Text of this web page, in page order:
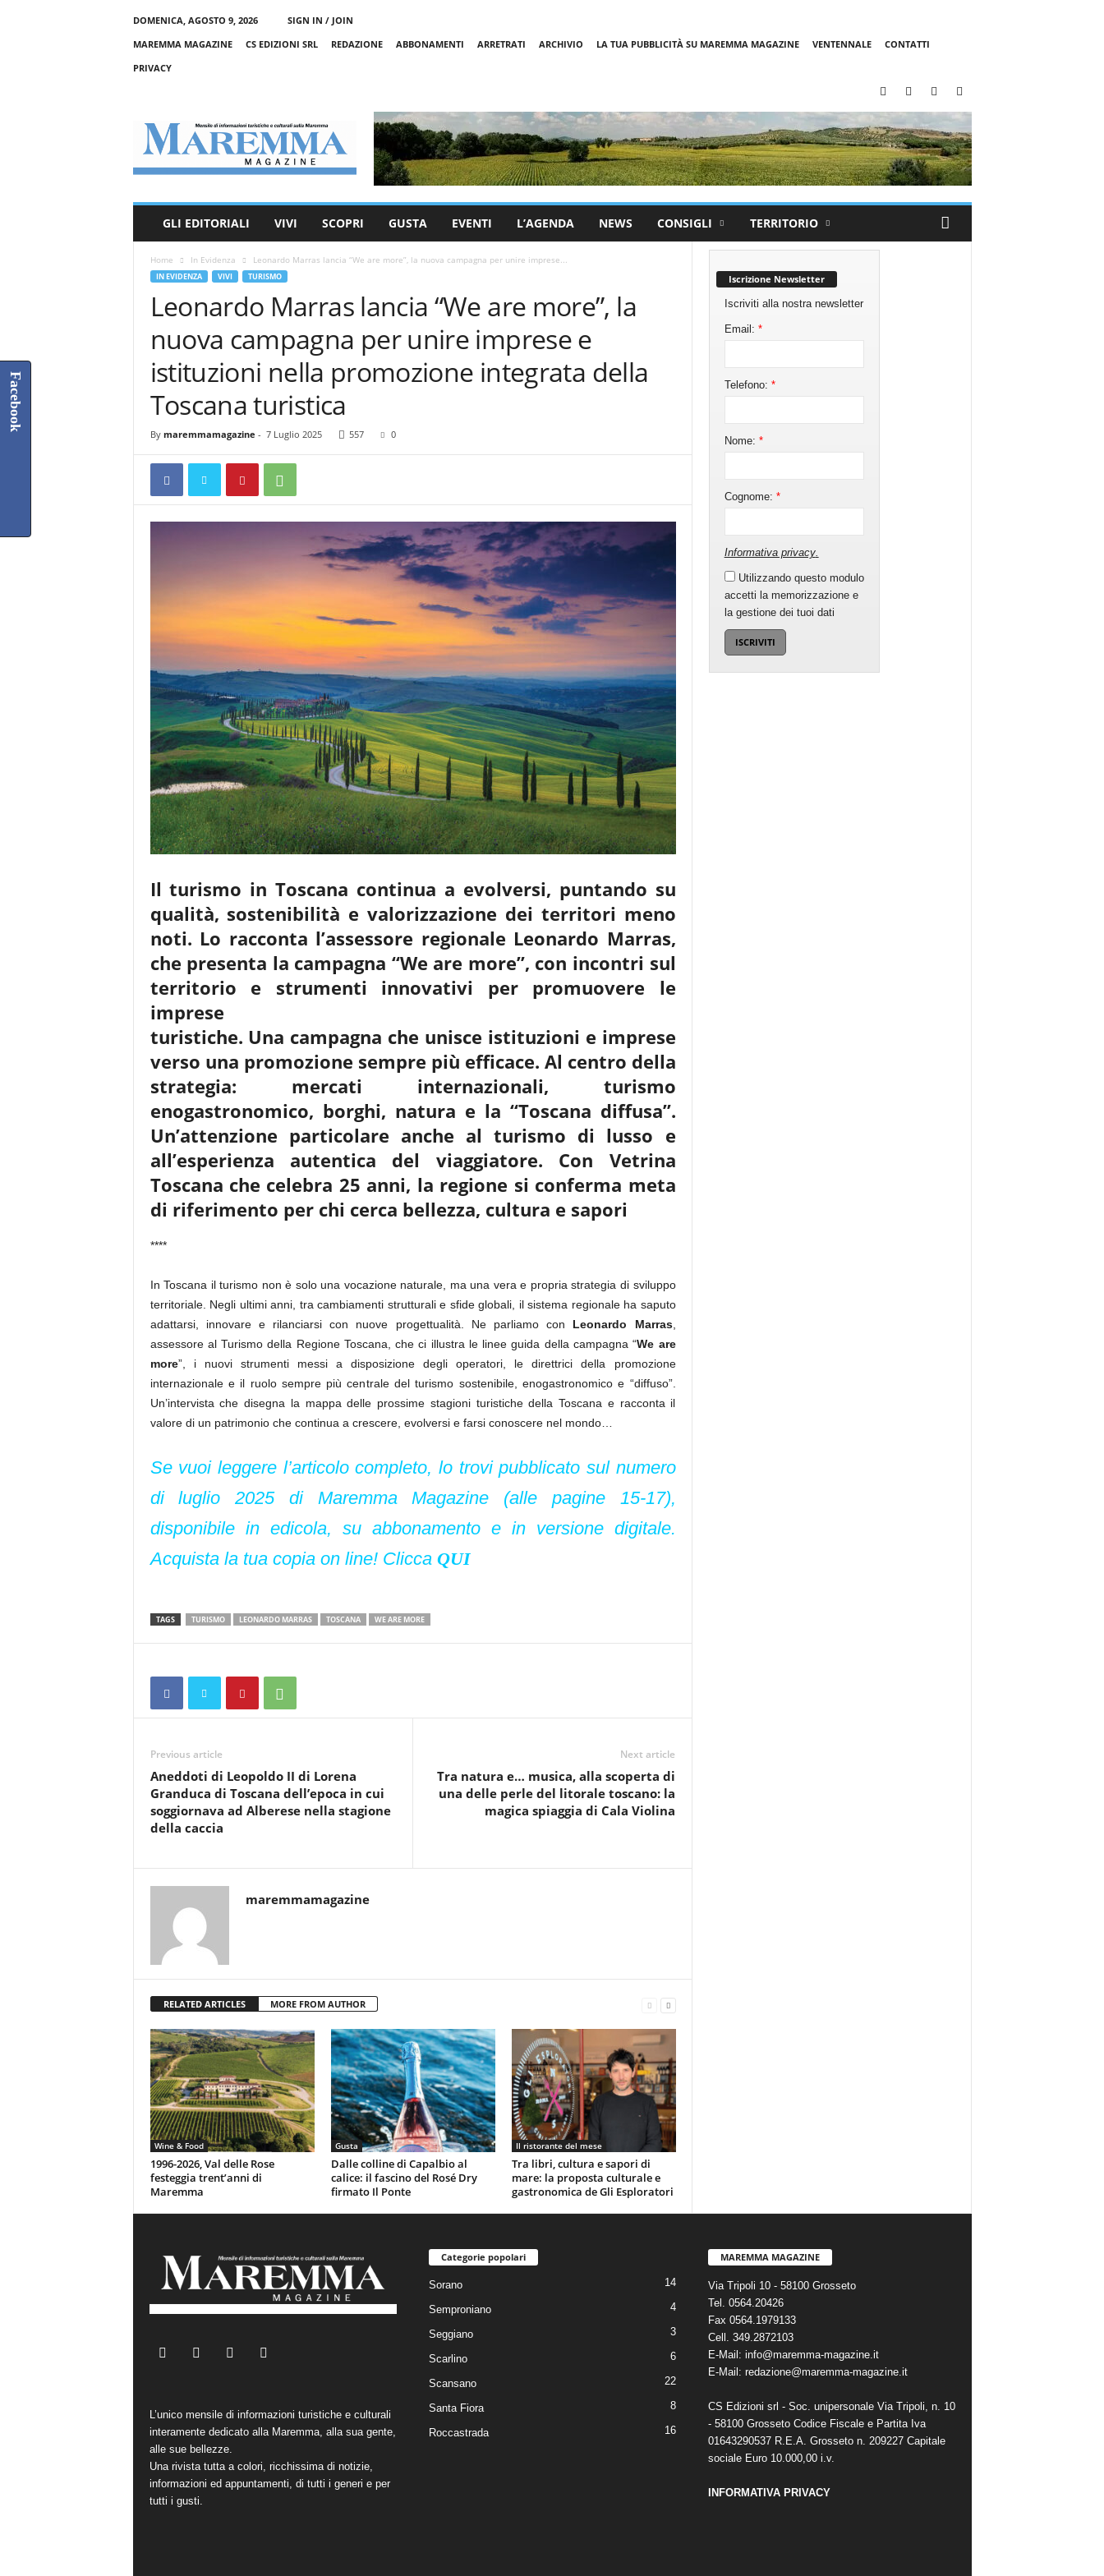
DOMENICA, AGOSTO 9, 2026
SIGN IN / JOIN
MAREMMA MAGAZINE
CS EDIZIONI SRL REDAZIONE ABBONAMENTI ARRETRATI ARCHIVIO LA TUA PUBBLICITÀ SU MAREMMA MAGAZINE VENTENNALE
CONTATTI
PRIVACY
m
GLI EDITORIALI VIVI SCOPRI GUSTA EVENTI L’AGENDA NEWS CONSIGLI TERRITORIO
Home In Evidenza Leonardo Marras lancia “We are more”, la nuova campagna per unire imprese...
IN EVIDENZA VIVI TURISMO
Leonardo Marras lancia “We are more”, la
nuova campagna per unire imprese e
istituzioni nella promozione integrata della
Toscana turistica
By maremmamagazine - 7 Luglio 2025 557 0
Il turismo in Toscana continua a evolversi, puntando su
qualità, sostenibilità e valorizzazione dei territori meno
noti. Lo racconta l’assessore regionale Leonardo Marras,
che presenta la campagna “We are more”, con incontri sul
territorio e strumenti innovativi per promuovere le
imprese
turistiche. Una campagna che unisce istituzioni e imprese
verso una promozione sempre più efficace. Al centro della
strategia: mercati internazionali, turismo
enogastronomico, borghi, natura e la “Toscana diffusa”.
Un’attenzione particolare anche al turismo di lusso e
all’esperienza autentica del viaggiatore. Con Vetrina
Toscana che celebra 25 anni, la regione si conferma meta
di riferimento per chi cerca bellezza, cultura e sapori
****
In Toscana il turismo non è solo una vocazione naturale, ma una vera e propria strategia di sviluppo
territoriale. Negli ultimi anni, tra cambiamenti strutturali e sfide globali, il sistema regionale ha saputo
adattarsi, innovare e rilanciarsi con nuove progettualità. Ne parliamo con Leonardo Marras,
assessore al Turismo della Regione Toscana, che ci illustra le linee guida della campagna “We are
more”, i nuovi strumenti messi a disposizione degli operatori, le direttrici della promozione
internazionale e il ruolo sempre più centrale del turismo sostenibile, enogastronomico e “diffuso”.
Un’intervista che disegna la mappa delle prossime stagioni turistiche della Toscana e racconta il
valore di un patrimonio che continua a crescere, evolversi e farsi conoscere nel mondo…
Se vuoi leggere l’articolo completo, lo trovi pubblicato sul numero
di luglio 2025 di Maremma Magazine (alle pagine 15-17),
disponibile in edicola, su abbonamento e in versione digitale.
Acquista la tua copia on line! Clicca QUI
TAGS TURISMO LEONARDO MARRAS TOSCANA WE ARE MORE
Previous article
Aneddoti di Leopoldo II di Lorena
Granduca di Toscana dell’epoca in cui
soggiornava ad Alberese nella stagione
della caccia
Next article
Tra natura e… musica, alla scoperta di
una delle perle del litorale toscano: la
magica spiaggia di Cala Violina
maremmamagazine
RELATED ARTICLES MORE FROM AUTHOR
Wine & Food
1996-2026, Val delle Rose
festeggia trent’anni di
Maremma
Gusta
Dalle colline di Capalbio al
calice: il fascino del Rosé Dry
firmato Il Ponte
Il ristorante del mese
Tra libri, cultura e sapori di
mare: la proposta culturale e
gastronomica de Gli Esploratori
Iscrizione Newsletter
Iscriviti alla nostra newsletter
Email: *
Telefono: *
Nome: *
Cognome: *
Informativa privacy.
Utilizzando questo modulo
accetti la memorizzazione e
la gestione dei tuoi dati
L’unico mensile di informazioni turistiche e culturali
interamente dedicato alla Maremma, alla sua gente,
alle sue bellezze.
Una rivista tutta a colori, ricchissima di notizie,
informazioni ed appuntamenti, di tutti i generi e per
tutti i gusti.
Categorie popolari
Sorano 14
Semproniano 4
Seggiano 3
Scarlino 6
Scansano 22
Santa Fiora 8
Roccastrada 16
MAREMMA MAGAZINE
Via Tripoli 10 - 58100 Grosseto
Tel. 0564.20426
Fax 0564.1979133
Cell. 349.2872103
E-Mail: info@maremma-magazine.it
E-Mail: redazione@maremma-magazine.it
CS Edizioni srl - Soc. unipersonale Via Tripoli, n. 10
- 58100 Grosseto Codice Fiscale e Partita Iva
01643290537 R.E.A. Grosseto n. 209227 Capitale
sociale Euro 10.000,00 i.v.
INFORMATIVA PRIVACY
Facebook